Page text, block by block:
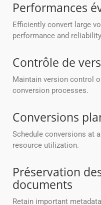
Performances
Efficiently convert large
performance and
Contrôle de
Maintain version control
conversion processes.
Conversions
Schedule conversions at
resource utilization.
Préservation
documents
Retain important